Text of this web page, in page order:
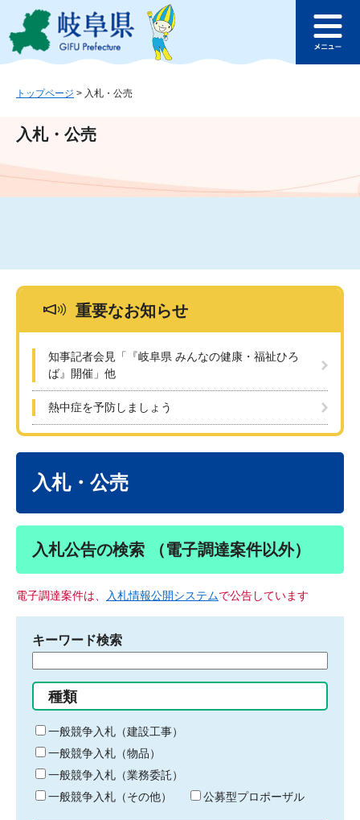
ジ
ュ
文
このページの本文へ
ュ
トップページ > 入札・公売
入札・公売
重要なお知らせ
知事記者会見「『岐阜県 みんなの健康・福祉ひろ
ば』開催」他
熱中症を予防しましょう
入札・公売
入札公告の検索 （電子調達案件以外）
電子調達案件は、 入札情報公開システムで公告しています
キーワード検索
る
キ
ー
ワ
ー
ド
種類
一般競争入札（建設工事）
一般競争入札（物品）
一般競争入札（業務委託）
一般競争入札（その他）
公募型プロポーザル